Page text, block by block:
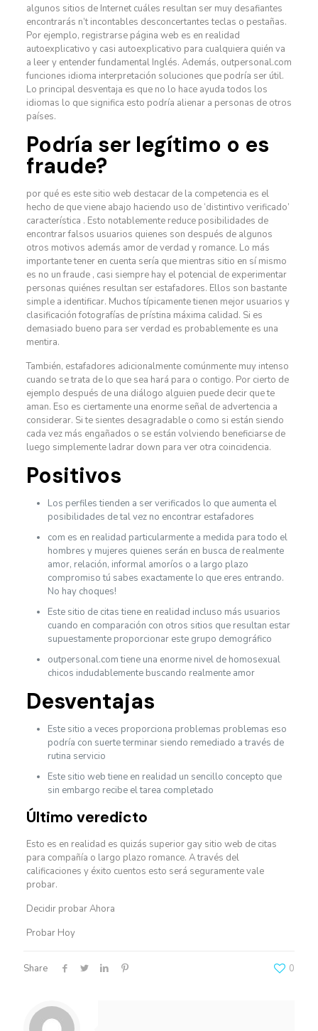
algunos sitios de Internet cuáles resultan ser muy desafiantes
encontrarás n’t incontables desconcertantes teclas o pestañas.
Por ejemplo, registrarse página web es en realidad
autoexplicativo y casi autoexplicativo para cualquiera quién va
a leer y entender fundamental Inglés. Además, outpersonal.com
funciones idioma interpretación soluciones que podría ser útil.
Lo principal desventaja es que no lo hace ayuda todos los
idiomas lo que significa esto podría alienar a personas de otros
países.
Podría ser legítimo o es
fraude?
por qué es este sitio web destacar de la competencia es el
hecho de que viene abajo haciendo uso de ‘distintivo verificado’
característica . Esto notablemente reduce posibilidades de
encontrar falsos usuarios quienes son después de algunos
otros motivos además amor de verdad y romance. Lo más
importante tener en cuenta sería que mientras sitio en sí mismo
es no un fraude , casi siempre hay el potencial de experimentar
personas quiénes resultan ser estafadores. Ellos son bastante
simple a identificar. Muchos típicamente tienen mejor usuarios y
clasificación fotografías de prístina máxima calidad. Si es
demasiado bueno para ser verdad es probablemente es una
mentira.
También, estafadores adicionalmente comúnmente muy intenso
cuando se trata de lo que sea hará para o contigo. Por cierto de
ejemplo después de una diálogo alguien puede decir que te
aman. Eso es ciertamente una enorme señal de advertencia a
considerar. Si te sientes desagradable o como si están siendo
cada vez más engañados o se están volviendo beneficiarse de
luego simplemente ladrar down para ver otra coincidencia.
Positivos
Los perfiles tienden a ser verificados lo que aumenta el
posibilidades de tal vez no encontrar estafadores
com es en realidad particularmente a medida para todo el
hombres y mujeres quienes serán en busca de realmente
amor, relación, informal amoríos o a largo plazo
compromiso tú sabes exactamente lo que eres entrando.
No hay choques!
Este sitio de citas tiene en realidad incluso más usuarios
cuando en comparación con otros sitios que resultan estar
supuestamente proporcionar este grupo demográfico
outpersonal.com tiene una enorme nivel de homosexual
chicos indudablemente buscando realmente amor
Desventajas
Este sitio a veces proporciona problemas problemas eso
podría con suerte terminar siendo remediado a través de
rutina servicio
Este sitio web tiene en realidad un sencillo concepto que
sin embargo recibe el tarea completado
Último veredicto
Esto es en realidad es quizás superior gay sitio web de citas
para compañía o largo plazo romance. A través del
calificaciones y éxito cuentos esto será seguramente vale
probar.
Decidir probar Ahora
Probar Hoy
Share 0